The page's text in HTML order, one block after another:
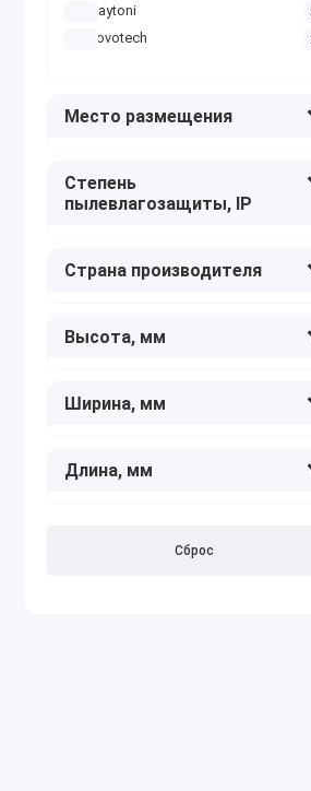
Maytoni
Novotech
Место размещения
Степень
пылевлагозащиты, IP
Страна производителя
Высота, мм
Ширина, мм
Длина, мм
Сброс